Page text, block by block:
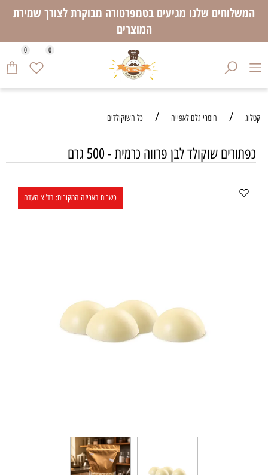
המשלוחים שלנו מגיעים בטמפרטורה מבוקרת לצורך שמירת
המוצרים
0 0
קטלוג / חומרי גלם לאפייה / כל השוקולדים
כפתורים שוקולד לבן פרווה כרמית - 500 גרם
כשרות באריזה המקורית: בד"צ העדה